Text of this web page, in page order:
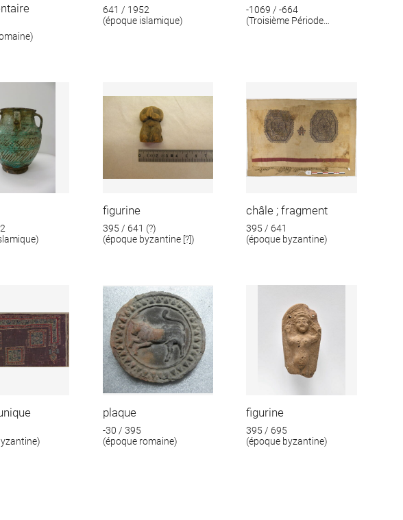
641 / 1952
(époque islamique)
-1069 / -664
(Troisième Période
figurine
395 / 641 (?)
(époque byzantine [?])
châle ; fragment
395 / 641
(époque byzantine)
plaque
-30 / 395
(époque romaine)
figurine
395 / 695
(époque byzantine)